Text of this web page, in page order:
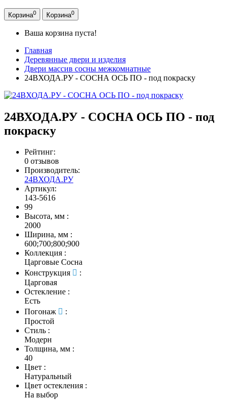
Корзина0 Корзина0
Ваша корзина пуста!
Главная
Деревянные двери и изделия
Двери массив сосны межкомнатные
24ВХОДА.РУ - СОСНА ОСЬ ПО - под покраску
24ВХОДА.РУ - СОСНА ОСЬ ПО - под
покраску
Рейтинг:
0 отзывов
Производитель:
24ВХОДА.РУ
Артикул:
143-5616
99
Высота, мм :
2000
Ширина, мм :
600;700;800;900
Коллекция :
Царговые Сосна
Конструкция
:
Царговая
Остекление :
Есть
Погонаж
:
Простой
Стиль :
Модерн
Толщина, мм :
40
Цвет :
Натуральный
Цвет остекления :
На выбор